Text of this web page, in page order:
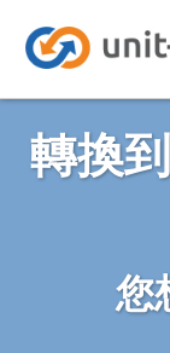
轉換
您